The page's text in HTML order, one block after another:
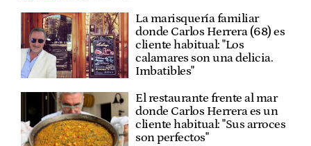
La marisquería familiar
donde Carlos Herrera (68) es
cliente habitual: "Los
calamares son una delicia.
Imbatibles"
El restaurante frente al mar
donde Carlos Herrera es un
cliente habitual: "Sus arroces
son perfectos"